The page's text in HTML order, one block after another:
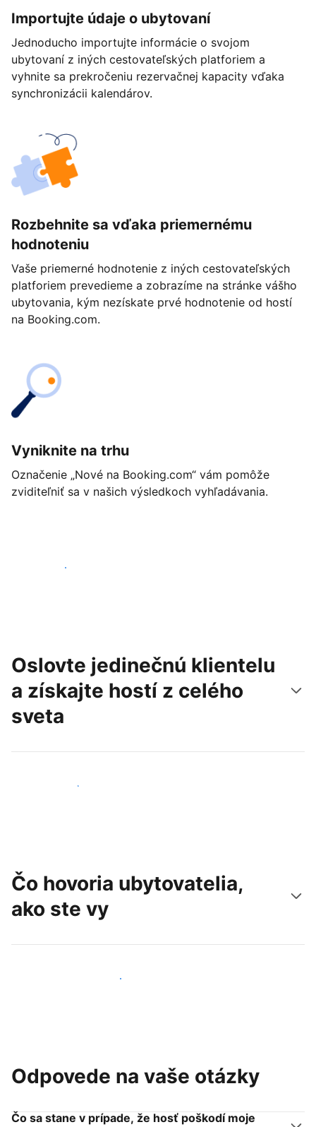
Importujte údaje o ubytovaní
Jednoducho importujte informácie o svojom
ubytovaní z iných cestovateľských platforiem a
vyhnite sa prekročeniu rezervačnej kapacity vďaka
synchronizácii kalendárov.
Rozbehnite sa vďaka priemernému
hodnoteniu
Vaše priemerné hodnotenie z iných cestovateľských
platforiem prevedieme a zobrazíme na stránke vášho
ubytovania, kým nezískate prvé hodnotenie od hostí
na Booking.com.
Vyniknite na trhu
Označenie „Nové na Booking.com“ vám pomôže
zviditeľniť sa v našich výsledkoch vyhľadávania.
Začať ešte dnes
Oslovte jedinečnú klientelu
a získajte hostí z celého
sveta
Osloviť nových hostí
Čo hovoria ubytovatelia,
ako ste vy
Pridať sa k podobným ubytovateľom
Odpovede na vaše otázky
Čo sa stane v prípade, že hosť poškodí moje